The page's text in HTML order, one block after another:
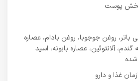
بخش پوست
روغن جوجوبا، روغن بادام، عصاره
آلانتوئین، عصاره بابونه، اسید
شده
غذا و دارو